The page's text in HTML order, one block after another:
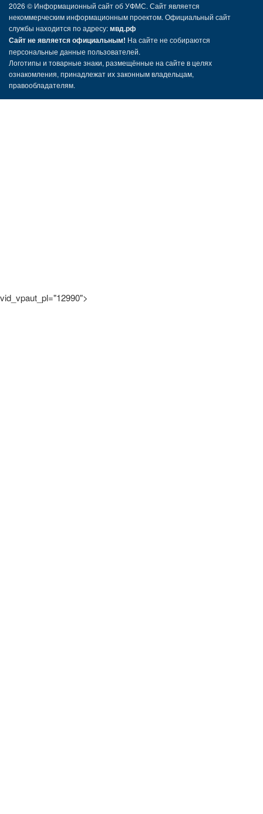
2026 © Информационный сайт об УФМС. Сайт является
некоммерческим информационным проектом. Официальный сайт
службы находится по адресу:мвд.рф
Сайт не является официальным! На сайте не собираются
персональные данные пользователей.
Логотипы и товарные знаки, размещённые на сайте в целях
ознакомления, принадлежат их законным владельцам,
правообладателям.
vid_vpaut_pl="12990">